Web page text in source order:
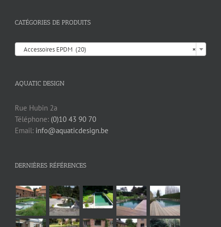
CATÉGORIES DE PRODUITS
×
Accessoires EPDM (20)
AQUATIC DESIGN
Rue Hubin 2a
Téléphone: (0)10 43 90 70
Email: info@aquaticdesign.be
DERNIÈRES RÉFÉRENCES